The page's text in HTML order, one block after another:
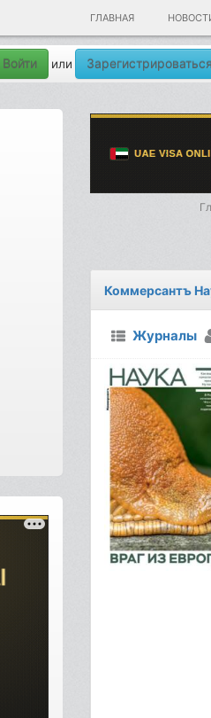
ГЛАВНАЯ
Войти или Зарегистрироваться
Коммерсантъ
Журналы